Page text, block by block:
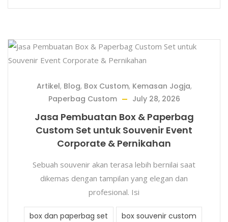
Artikel, Blog, Box Custom, Kemasan Jogja,
Paperbag Custom
July 28, 2026
Jasa Pembuatan Box & Paperbag
Custom Set untuk Souvenir Event
Corporate & Pernikahan
Sebuah souvenir akan terasa lebih bernilai saat
dikemas dengan tampilan yang elegan dan
profesional. Isi
box dan paperbag set box souvenir custom